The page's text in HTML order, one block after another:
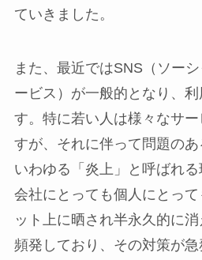
ていきました。
また、最近ではSNS（ソー
ービス）が一般的となり、
す。特に若い人は様々なサ
すが、それに伴って問題のあ
いわゆる「炎上」と呼ばれる
会社にとっても個人にとっ
ット上に晒され半永久的に
頻発しており、その対策が急